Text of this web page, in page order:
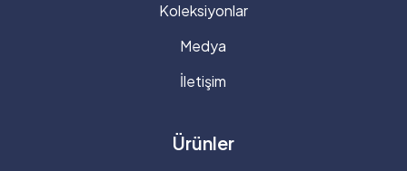
Koleksiyonlar
Medya
İletişim
Ürünler